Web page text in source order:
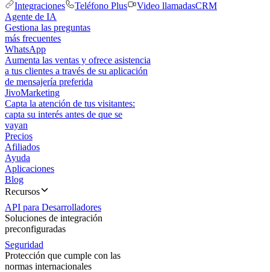
Integraciones
Teléfono Plus Video llamadasCRM
Agente de IA
Gestiona las preguntas
más frecuentes
WhatsApp
Aumenta las ventas y ofrece asistencia
a tus clientes a través de su aplicación
de mensajería preferida
JivoMarketing
Capta la atención de tus visitantes:
capta su interés antes de que se
vayan
Precios
Afiliados
Ayuda
Aplicaciones
Blog
Recursos
API para Desarrolladores
Soluciones de integración
preconfiguradas
Seguridad
Protección que cumple con las
normas internacionales